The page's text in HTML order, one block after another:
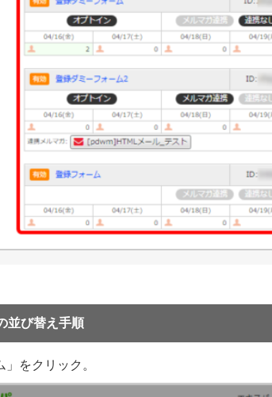
並び替え手順
」をクリック。